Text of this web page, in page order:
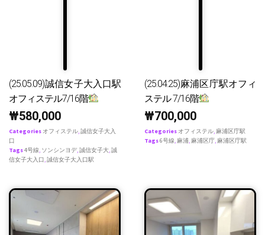
(25.05.09)誠信女子大入口駅
オフィステル7/16階
₩580,000
Categories オフィステル,誠信女子大入
口
Tags4号線, ソンシンヨデ,誠信女子大,誠
信女子大入口,誠信女子大入口駅
(25.04.25)麻浦区庁駅オフィ
ステル 7/16階
₩700,000
Categories オフィステル, 麻浦区庁駅
Tags6号線, 麻浦, 麻浦区庁, 麻浦区庁駅